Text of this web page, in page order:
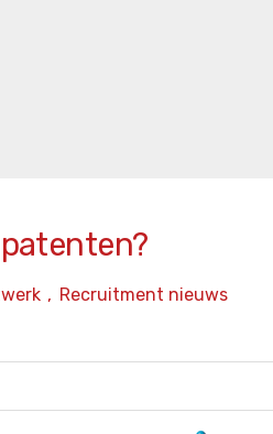
Recruitment nieuws
,